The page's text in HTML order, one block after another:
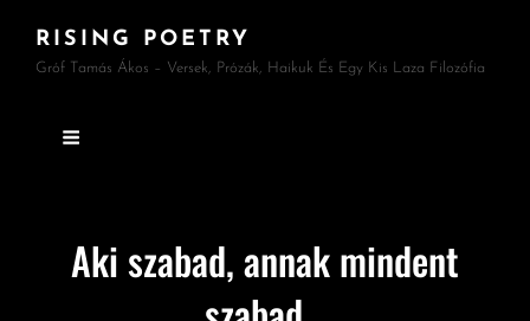
RISING POETRY
Gróf Tamás Ákos – Versek, Prózák, Haikuk És Egy Kis Laza Filozófia
Aki szabad, annak mindent